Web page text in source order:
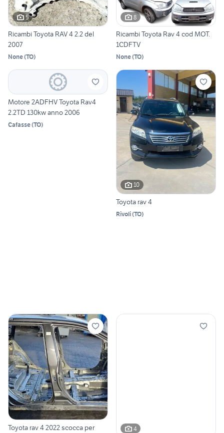
5
Ricambi Toyota RAV 4 2.2 del
2007
None(TO)
8
Ricambi Toyota Rav 4 cod MOT.
1CDFTV
None(TO)
Motore 2ADFHV Toyota Rav4
2.2TD 130kw anno 2006
Cafasse(TO)
10
Toyota rav 4
Rivoli(TO)
Toyota rav 4 2022 scocca per
4